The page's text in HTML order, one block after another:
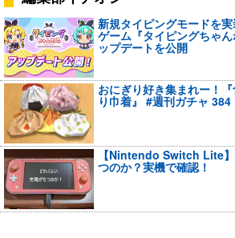
新規タイピングモードを
ゲーム『タイピングちゃ
ップデートを公開
おにぎり好き集まれー！
り巾着』 #週刊ガチャ 384
【Nintendo Switch Lite
つのか？実機で確認！